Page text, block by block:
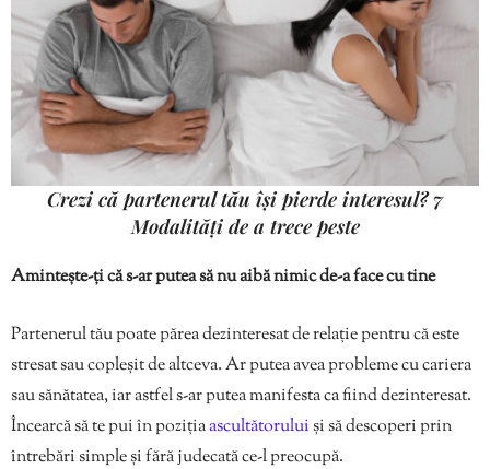
Crezi că partenerul tău își pierde interesul? 7
Modalități de a trece peste
Amintește-ți că s-ar putea să nu aibă nimic de-a face cu tine
Partenerul tău poate părea dezinteresat de relație pentru că este
stresat sau copleșit de altceva. Ar putea avea probleme cu cariera
sau sănătatea, iar astfel s-ar putea manifesta ca fiind dezinteresat.
Încearcă să te pui în pozițiaascultătoruluiși să descoperi prin
întrebări simple și fără judecată ce-l preocupă.